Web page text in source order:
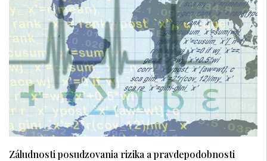
Záludnosti posudzovania rizika a pravdepodobnosti